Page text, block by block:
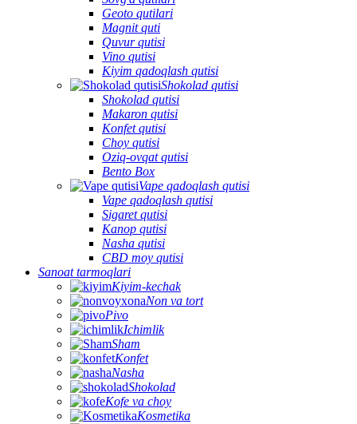
Geoto qutilari
Magnit quti
Quvur qutisi
Vino qutisi
Kiyim qadoqlash qutisi
Shokolad qutisi
Shokolad qutisi
Makaron qutisi
Konfet qutisi
Choy qutisi
Oziq-ovqat qutisi
Bento Box
Vape qadoqlash qutisi
Vape qadoqlash qutisi
Sigaret qutisi
Kanop qutisi
Nasha qutisi
CBD moy qutisi
Sanoat tarmoqlari
Kiyim-kechak
Non va tort
Pivo
Ichimlik
Sham
Konfet
Nasha
Shokolad
Kofe va choy
Kosmetika